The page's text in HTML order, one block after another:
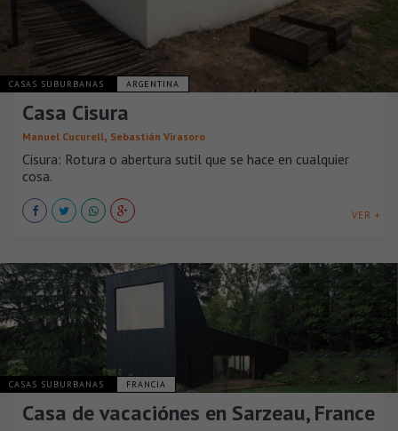
CASAS SUBURBANAS ARGENTINA
Casa Cisura
Manuel Cucurell, Sebastián Virasoro
Cisura: Rotura o abertura sutil que se hace en cualquier
cosa.
VER +
CASAS SUBURBANAS FRANCIA
Casa de vacaciónes en Sarzeau, France